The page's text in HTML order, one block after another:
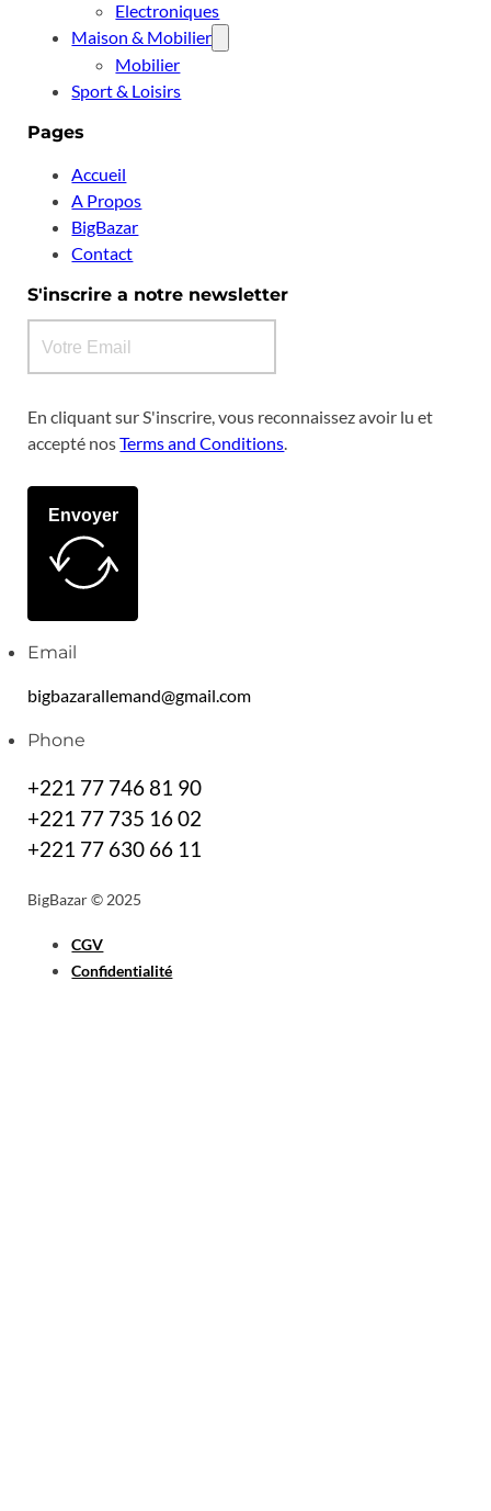
Electroniques
Maison & Mobilier
Mobilier
Sport & Loisirs
Pages
Accueil
A Propos
BigBazar
Contact
S'inscrire a notre newsletter
En cliquant sur S'inscrire, vous reconnaissez avoir lu et
accepté nosTerms and Conditions
Envoyer
Email
bigbazarallemand@gmail.com
Phone
+221 77 746 81 90
+221 77 735 16 02
+221 77 630 66 11
BigBazar © 2025
CGV
Confidentialité